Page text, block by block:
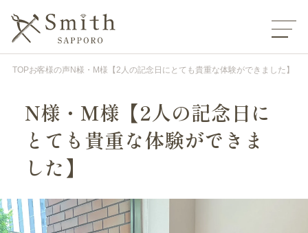
TOPお客様の声N様・M様【2人の記念日にとても貴重な体験ができました】
N様・M様【2人の記念日に
とても貴重な体験ができま
した】